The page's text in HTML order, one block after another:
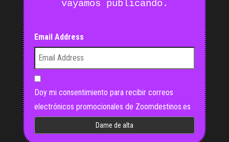
vayamos publicando.
Email Address
Doy mi consentimiento para recibir correos
electrónicos promocionales de Zoomdestinos.es